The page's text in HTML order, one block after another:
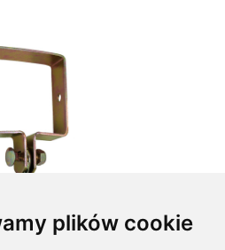
plików cookie